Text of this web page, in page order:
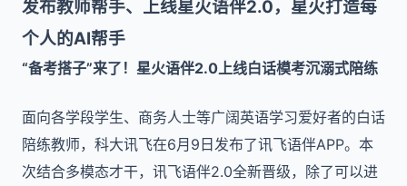
发布教师帮手、上线星火语伴2.0，星火打造每
个人的AI帮手
“备考搭子”来了！星火语伴2.0上线白话模考沉溺式陪练
面向各学段学生、商务人士等广阔英语学习爱好者的白话
陪练教师，科大讯飞在6月9日发布了讯飞语伴APP。本
次结合多模态才干，讯飞语伴2.0全新晋级，除了可以进